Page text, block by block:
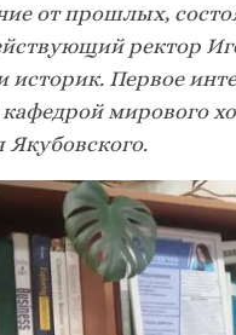
от прошлых,
ректор
историк. Первое
мирового
Якубовского.